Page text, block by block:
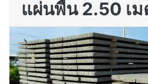
แผ่นพื้น 2.50 เม